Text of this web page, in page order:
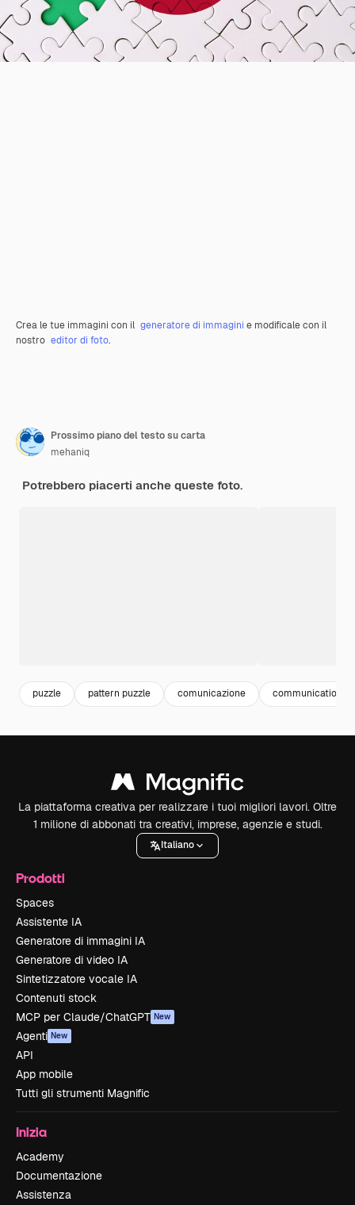
Crea le tue immagini con il generatore di immagini e modificale con il
nostro editor di foto.
Prossimo piano del testo su carta
mehaniq
Potrebbero piacerti anche queste foto.
puzzle pattern puzzle comunicazione communication
La piattaforma creativa per realizzare i tuoi migliori lavori. Oltre
1 milione di abbonati tra creativi, imprese, agenzie e studi.
Italiano
Prodotti
Spaces
Assistente IA
Generatore di immagini IA
Generatore di video IA
Sintetizzatore vocale IA
Contenuti stock
MCP per Claude/ChatGPT New
Agenti New
API
App mobile
Tutti gli strumenti Magnific
Inizia
Academy
Documentazione
Assistenza